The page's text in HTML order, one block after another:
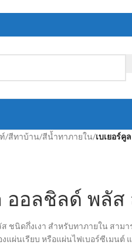
/สีทาบ้าน/สีน้ำทาภายใน/เบเยอร์คู
ออลชิลด์ พลั
ชนิดกึ่งเงา สำหรับทาภายใน สา
แผ่นเรียบ หรือแผ่นไฟเบอร์ซีเมนต์